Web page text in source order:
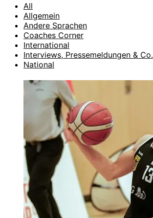
All
Allgemein
Andere Sprachen
Coaches Corner
International
Interviews, Pressemeldungen & Co.
National